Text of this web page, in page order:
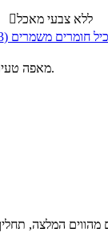
ללא צבעי מאכל
חומרים משמרים (3)
מאפה טעים מאוד, יכול להיות גם דיאטטי, אם נשלב גבינות עם אחוז שומן מופחת.
מהווים המלצה,